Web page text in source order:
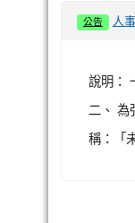
公告 人
說明：
二、 為
稱：「